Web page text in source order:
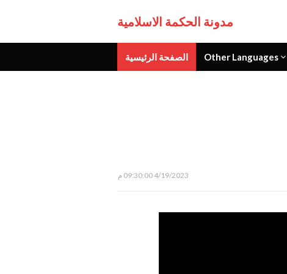
مدونة الحكمة الاسلامية
الصفحة الرئيسية Other Languages
4/19/2023 09:30:00 م